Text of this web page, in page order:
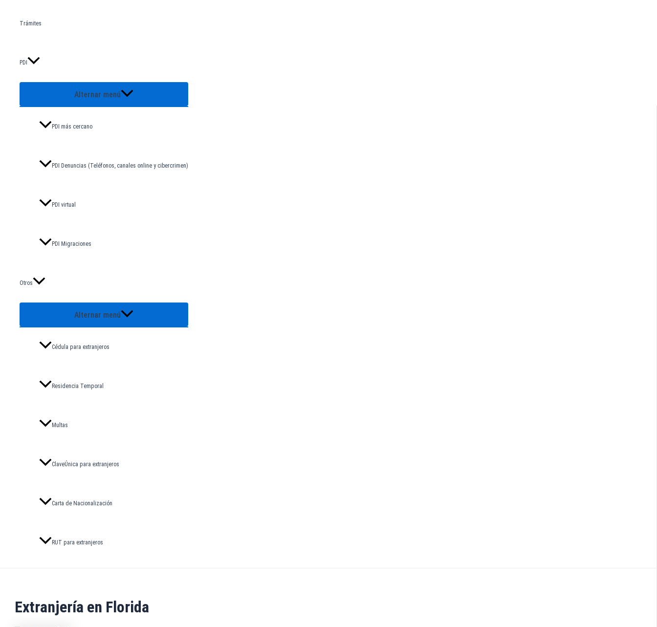
Trámites
PDI
Alternar menú
PDI más cercano
PDI Denuncias (Teléfonos, canales online y cibercrimen)
PDI virtual
PDI Migraciones
Otros
Alternar menú
Cédula para extranjeros
Residencia Temporal
Multas
ClaveÚnica para extranjeros
Carta de Nacionalización
RUT para extranjeros
Extranjería en Florida